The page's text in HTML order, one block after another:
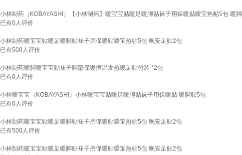
小林制药（KOBAYASHI）【小林制药】暖宝宝贴暖足暖脚贴袜子用保暖贴暧宝热帖5包 暖
已有0人评价
小林制药暖宝宝贴暖足暖脚贴袜子用保暖贴暧宝热帖5包 晚安足贴2包
已有500人评价
小林制药暖脚暖宝宝贴袜子脚部保暖恒温发热暖足贴付装 *2包
已有0人评价
小林暖宝宝（KOBAYASHI）小林暖宝宝贴暖足暖脚贴袜子用保暖贴 暖脚贴5包
已有0人评价
小林制药暖宝宝贴暖足暖脚贴袜子用保暖贴暧宝热帖5包 晚安足贴2包
已有500人评价
小林制药暖宝宝贴暖足暖脚贴袜子用保暖贴暧宝热帖5包 晚安足贴2包